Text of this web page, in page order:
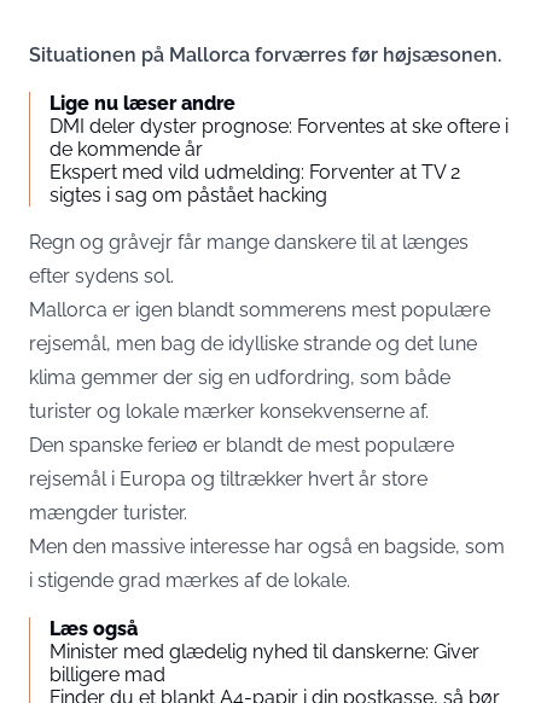
Situationen på Mallorca forværres før højsæsonen.
Lige nu læser andre
DMI deler dyster prognose: Forventes at ske oftere i
de kommende år
Ekspert med vild udmelding: Forventer at TV 2
sigtes i sag om påstået hacking
Regn og gråvejr får mange danskere til at længes
efter sydens sol.
Mallorca er igen blandt sommerens mest populære
rejsemål, men bag de idylliske strande og det lune
klima gemmer der sig en udfordring, som både
turister og lokale mærker konsekvenserne af.
Den spanske ferieø er blandt de mest populære
rejsemål i Europa og tiltrækker hvert år store
mængder turister.
Men den massive interesse har også en bagside, som
i stigende grad mærkes af de lokale.
Læs også
Minister med glædelig nyhed til danskerne: Giver
billigere mad
Finder du et blankt A4-papir i din postkasse, så bør